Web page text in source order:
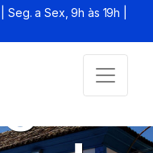
| Seg. a Sex, 9h às 19h |